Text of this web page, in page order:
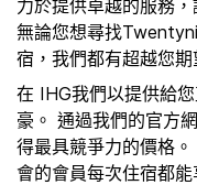
力於提供卓越的服務
無論您想尋找
宿，我們都有超越您期
在 IHG我們以提供給
豪。 通過我們的官方
得最具競爭力的價格
會的會員每次住宿都